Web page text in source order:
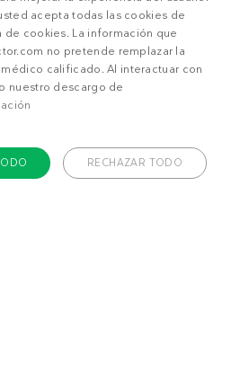
acepta todas las cookies de
cookies. La información que
no pretende remplazar la
calificado. Al interactuar con
nuestro descargo de
RECHAZAR TODO